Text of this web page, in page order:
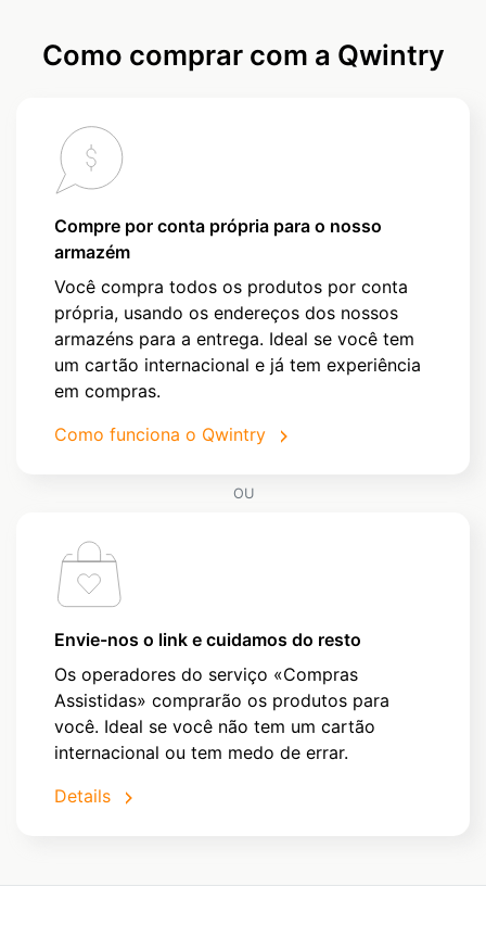
Como comprar com a Qwintry
Compre por conta própria para o nosso
armazém
Você compra todos os produtos por conta
própria, usando os endereços dos nossos
armazéns para a entrega. Ideal se você tem
um cartão internacional e já tem experiência
em compras.
Como funciona o Qwintry
OU
Envie-nos o link e cuidamos do resto
Os operadores do serviço «Compras
Assistidas» comprarão os produtos para
você. Ideal se você não tem um cartão
internacional ou tem medo de errar.
Details